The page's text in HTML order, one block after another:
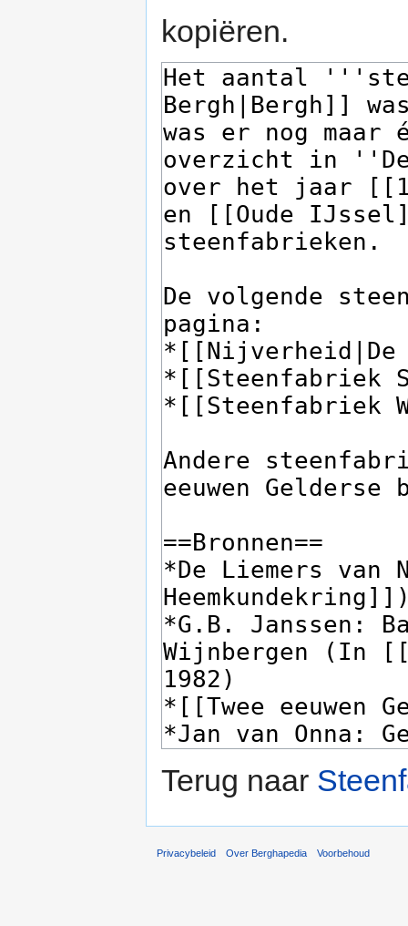
kopiëren.
Terug naar
Privacybeleid Over Berghapedia Voorbehoud